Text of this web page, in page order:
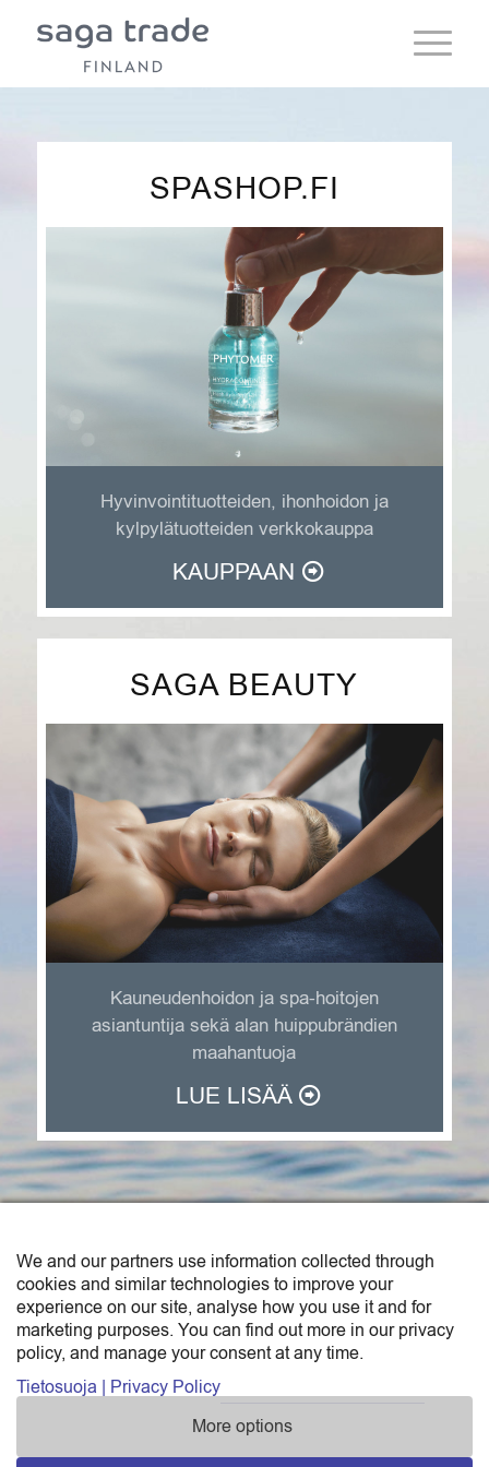
SPASHOP.FI
Hyvinvointituotteiden, ihonhoidon ja
kylpylätuotteiden verkkokauppa
KAUPPAAN
SAGA BEAUTY
Kauneudenhoidon ja spa-hoitojen
asiantuntija sekä alan huippubrändien
maahantuoja
LUE LISÄÄ
SAGA TRADE FINLAND OY
Saga Trade Finland Oy on Sunborn-konsernin
maahantuonti- ja tukkukauppayksikkö.
Katso yhteystiedot »
We and our partners use information collected through
cookies and similar technologies to improve your
experience on our site, analyse how you use it and for
marketing purposes. You can find out more in our privacy
policy, and manage your consent at any time.
Tietosuoja | Privacy Policy
More options